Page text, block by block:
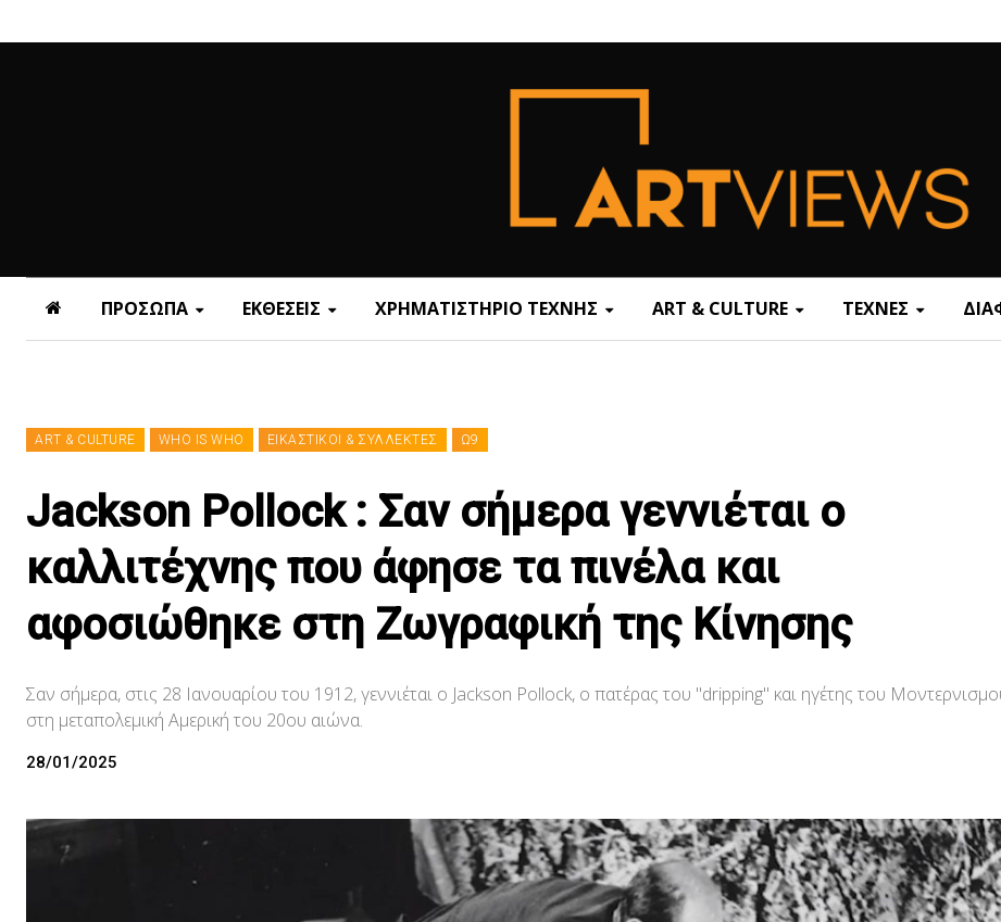
ΠΡΟΣΩΠΑ ΕΚΘΕΣΕΙΣ ΧΡΗΜΑΤΙΣΤΗΡΙΟ ΤΕΧΝΗΣ ART & CULTURE ΤΕΧΝΕΣ
ART & CULTURE WHO IS WHO ΕΙΚΑΣΤΙΚΟΙ & ΣΥΛΛΕΚΤΕΣ Ω9
Jackson Pollock : Σαν σήμερα γεννιέται ο
καλλιτέχνης που άφησε τα πινέλα και
αφοσιώθηκε στη Ζωγραφική της Κίνησης
Σαν σήμερα, στις 28 Ιανουαρίου του 1912, γεννιέται ο Jackson Pollock, ο πατέρας του "dripping" και ηγέτης του
στη μεταπολεμική Αμερική του 20ου αιώνα.
28/01/2025